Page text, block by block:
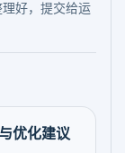
好，提交给运
优化建议